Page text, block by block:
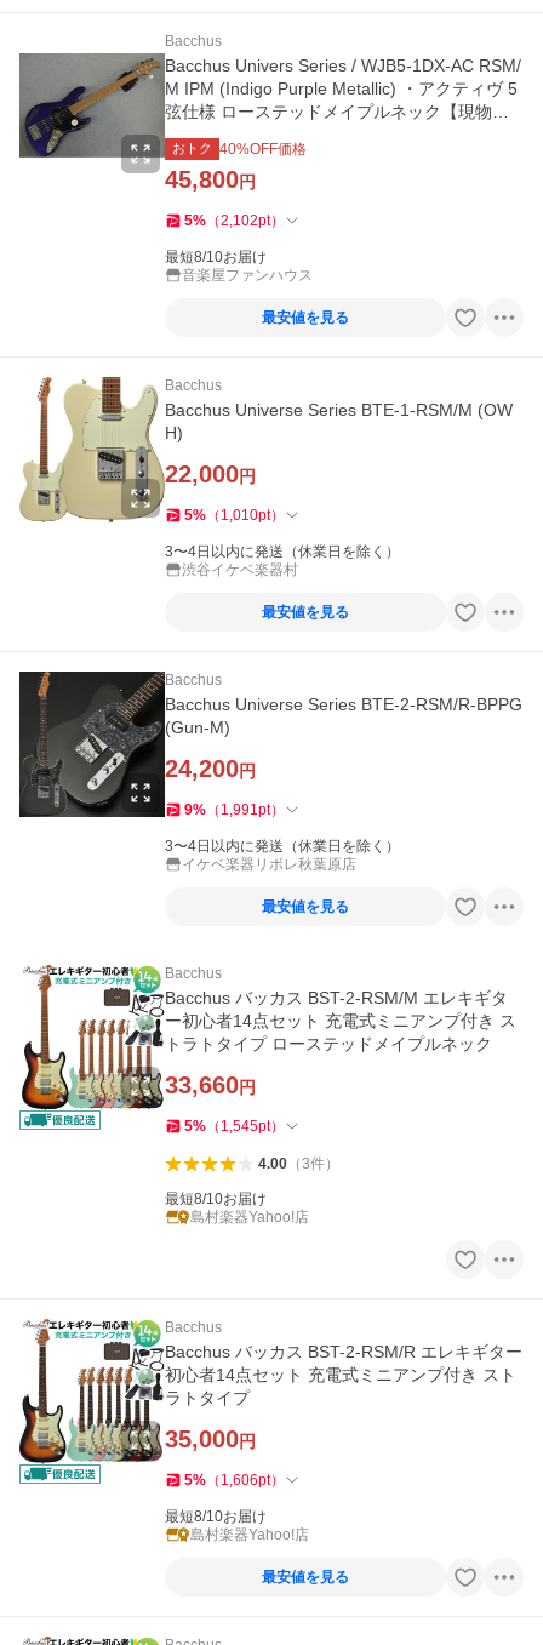
Bacchus
Bacchus Univers Series / WJB5-1DX-AC RSM/
M IPM (Indigo Purple Metallic) ・アクティヴ 5
弦仕様 ローステッドメイプルネック【現物画
像】
おトク 40%OFF価格
45,800円
5% （2,102pt）
最短8/10お届け
音楽屋ファンハウス
最安値を見る
Bacchus
Bacchus Universe Series BTE-1-RSM/M (OW
H)
22,000円
5% （ 1,010pt）
3〜4日以内に発送（休業日を除く）
渋谷イケベ楽器村
最安値を見る
Bacchus
Bacchus Universe Series BTE-2-RSM/R-BPPG
(Gun-M)
24,200円
9% （ 1,991pt）
3〜4日以内に発送（休業日を除く）
イケベ楽器リボレ秋葉原店
最安値を見る
Bacchus
Bacchus バッカス BST-2-RSM/M エレキギタ
ー初心者14点セット 充電式ミニアンプ付き ス
トラトタイプ ローステッドメイプルネック
33,660円
5% （ 1,545pt）
4.00（3件）
最短8/10お届け
島村楽器Yahoo!店
Bacchus
Bacchus バッカス BST-2-RSM/R エレキギター
初心者14点セット 充電式ミニアンプ付き スト
ラトタイプ
35,000円
5% （ 1,606pt）
最短8/10お届け
島村楽器Yahoo!店
最安値を見る